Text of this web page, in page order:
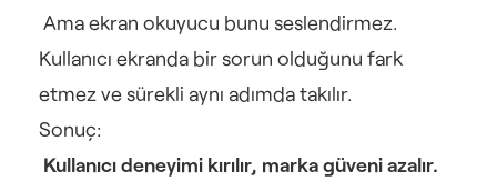
Ama ekran okuyucu bunu seslendirmez.
Kullanıcı ekranda bir sorun olduğunu fark
etmez ve sürekli aynı adımda takılır.
Sonuç:
Kullanıcı deneyimi kırılır, marka güveni azalır.